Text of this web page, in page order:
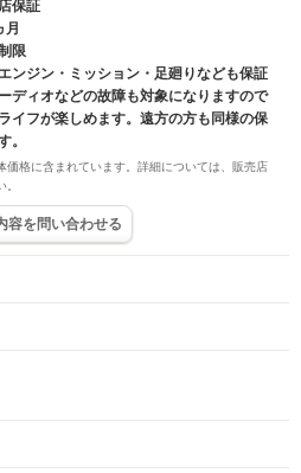
保証
月
限
ンジン・ミッション・足廻りなども保証
ディオなどの故障も対象になりますので
イフが楽しめます。遠方の方も同様の保
。
価格に含まれています。詳細については、販売店
容を問い合わせる